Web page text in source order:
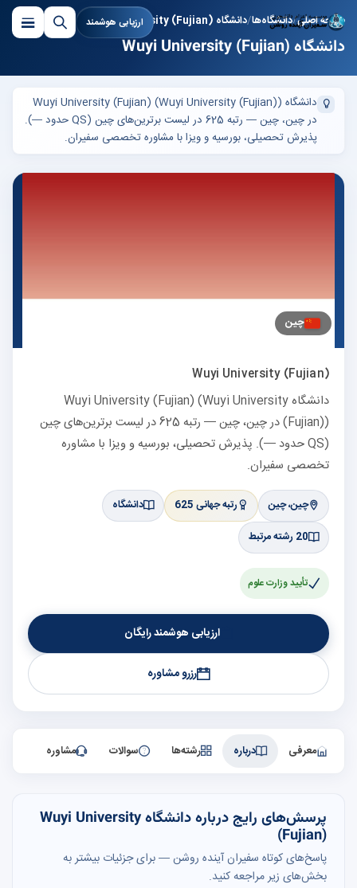
ارزیابی هوشمند صفحه اصلی دانشگاه‌ها دانشگاه Wuyi University (Fujian)
دانشگاه Wuyi University (Fujian)
دانشگاه Wuyi University (Fujian) (Wuyi University (Fujian))
در چین، چین — رتبه 625 در لیست برترین‌های چین (QS حدود —).
پذیرش تحصیلی، بورسیه و ویزا با مشاوره تخصصی سفیران.
Wuyi University (Fujian)
دانشگاه Wuyi University (Fujian) (Wuyi University
(Fujian)) در چین، چین — رتبه 625 در لیست برترین‌های چین
(QS حدود —). پذیرش تحصیلی، بورسیه و ویزا با مشاوره
تخصصی سفیران.
چین، چین رتبه جهانی 625
دانشگاه
20 رشته مرتبط
تأیید وزارت علوم
ارزیابی هوشمند رایگان
رزرو مشاوره
چین
معرفی درباره رشته‌ها سوالات مشاوره
پرسش‌های رایج درباره دانشگاه Wuyi University
(Fujian)
پاسخ‌های کوتاه سفیران آینده روشن — برای جزئیات بیشتر به
بخش‌های زیر مراجعه کنید.